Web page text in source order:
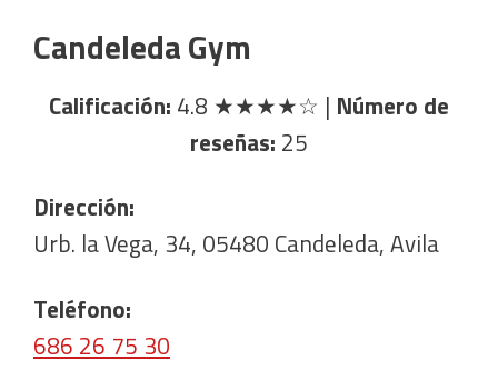
Candeleda Gym
Calificación: 4.8 ★★★★☆ | Número de
reseñas: 25
Dirección:
Urb. la Vega, 34, 05480 Candeleda, Avila
Teléfono:
686 26 75 30